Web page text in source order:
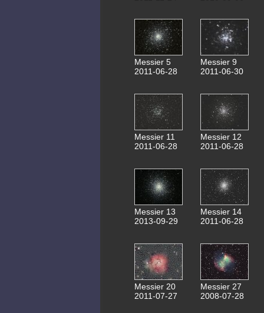
Messier 5
2011-06-28
Messier 9
2011-06-30
Messier 11
2011-06-28
Messier 12
2011-06-28
Messier 13
2013-09-29
Messier 14
2011-06-28
Messier 20
2011-07-27
Messier 27
2008-07-28